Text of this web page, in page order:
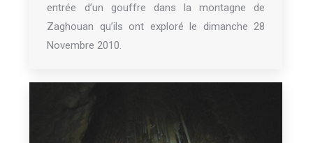
entrée d’un gouffre dans la montagne de
Zaghouan qu’ils ont exploré le dimanche 28
Novembre 2010.